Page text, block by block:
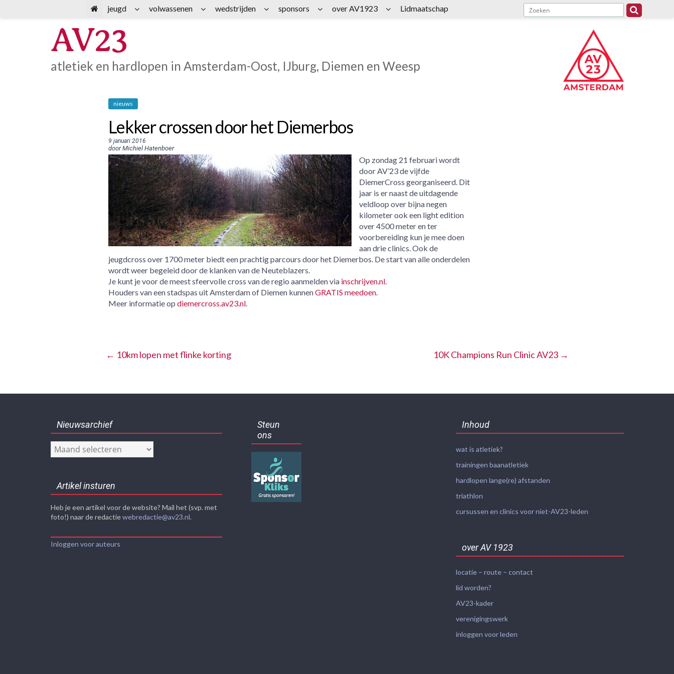
AV23
atletiek en hardlopen in Amsterdam-Oost, IJburg, Diemen en Weesp
nieuws
Lekker crossen door het Diemerbos
9 januari 2016
door Michiel Hatenboer
Op zondag 21 februari wordt
door AV’23 de vijfde
DiemerCross georganiseerd. Dit
jaar is er naast de uitdagende
veldloop over bijna negen
kilometer ook een light edition
over 4500 meter en ter
voorbereiding kun je mee doen
aan drie clinics. Ook de
jeugdcross over 1700 meter biedt een prachtig parcours door het Diemerbos. De start van alle onderdelen
wordt weer begeleid door de klanken van de Neuteblazers.
Je kunt je voor de meest sfeervolle cross van de regio aanmelden via inschrijven.nl.
Houders van een stadspas uit Amsterdam of Diemen kunnenGRATIS meedoen.
Meer informatie op diemercross.av23.nl.
← 10km lopen met flinke korting 10K Champions Run Clinic AV23 →
Nieuwsarchief
Nieuwsarchief
Artikel insturen
Heb je een artikel voor de website? Mail het (svp. met
foto!) naar de redactiewebredactie@av23.nl.
Inloggen voor auteurs
Steun
ons
Inhoud
wat is atletiek?
trainingen baanatletiek
hardlopen lange(re) afstanden
triathlon
cursussen en clinics voor niet-AV23-leden
over AV 1923
locatie – route – contact
lid worden?
AV23-kader
verenigingswerk
inloggen voor leden
jeugd volwassenen wedstrijden sponsors over AV1923 Lidmaatschap